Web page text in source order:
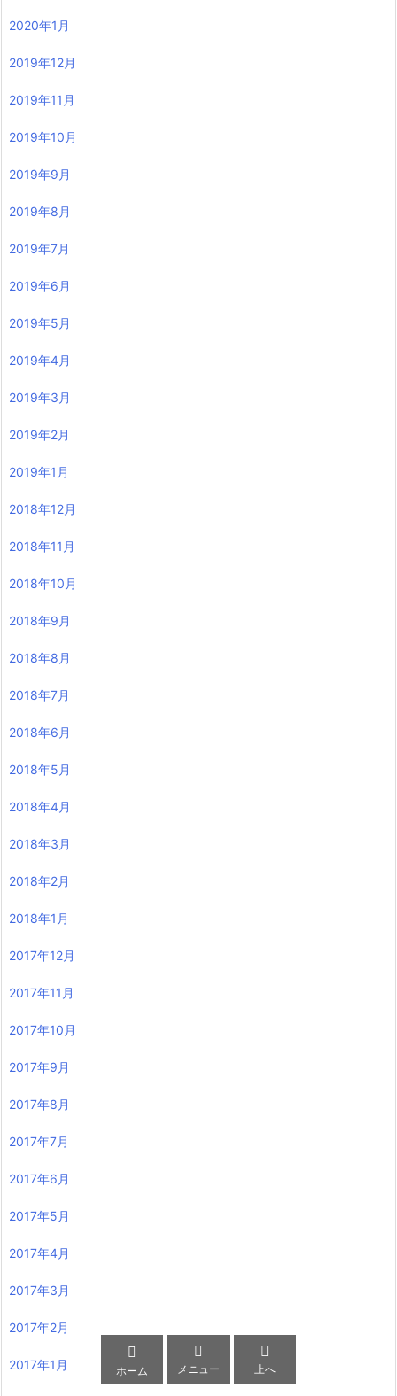
2020年1月
2019年12月
2019年11月
2019年10月
2019年9月
2019年8月
2019年7月
2019年6月
2019年5月
2019年4月
2019年3月
2019年2月
2019年1月
2018年12月
2018年11月
2018年10月
2018年9月
2018年8月
2018年7月
2018年6月
2018年5月
2018年4月
2018年3月
2018年2月
2018年1月
2017年12月
2017年11月
2017年10月
2017年9月
2017年8月
2017年7月
2017年6月
2017年5月
2017年4月
2017年3月
2017年2月
2017年1月

ホーム

メニュー

上へ